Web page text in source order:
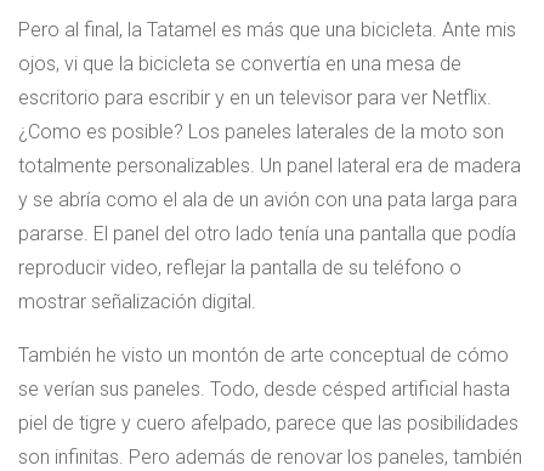
Pero al final, la Tatamel es más que una bicicleta. Ante mis
ojos, vi que la bicicleta se convertía en una mesa de
escritorio para escribir y en un televisor para ver Netflix.
¿Como es posible? Los paneles laterales de la moto son
totalmente personalizables. Un panel lateral era de madera
y se abría como el ala de un avión con una pata larga para
pararse. El panel del otro lado tenía una pantalla que podía
reproducir video, reflejar la pantalla de su teléfono o
mostrar señalización digital.
También he visto un montón de arte conceptual de cómo
se verían sus paneles. Todo, desde césped artificial hasta
piel de tigre y cuero afelpado, parece que las posibilidades
son infinitas. Pero además de renovar los paneles, también